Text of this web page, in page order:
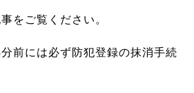
をご覧ください。
分前には必ず防犯登録の抹消手続